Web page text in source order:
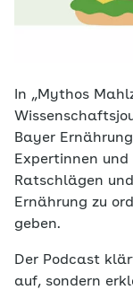
In „Mythos
Bayer
Expertinnen
Ratschlägen
Ernährung zu
geben.
Der Podcast
auf, sondern